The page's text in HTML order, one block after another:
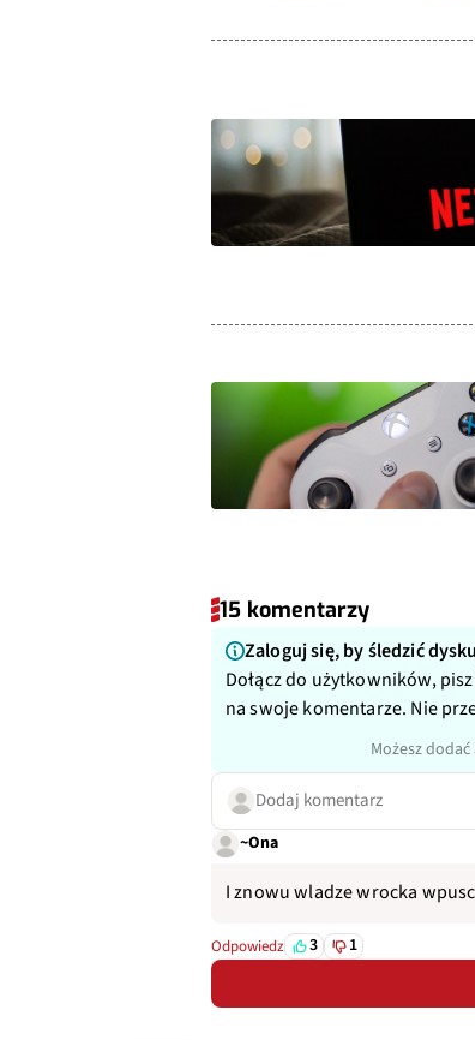
15 komentarzy
Zaloguj się, by śledzić
Dołącz do użytkowników,
na swoje komentarze. Nie
Możesz
Dodaj komentarz
~Ona
I znowu wladze wrocka
Odpowiedz 3 1